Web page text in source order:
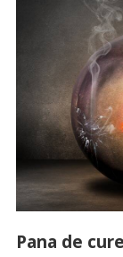
Pana de